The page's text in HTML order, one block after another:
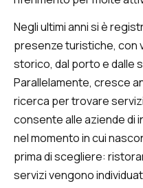
Negli ultimi anni si è
presenze turistiche, con
storico, dal porto e dalle
Parallelamente, cresce
ricerca per trovare
consente alle aziende
nel momento in cui
prima di scegliere:
servizi vengono